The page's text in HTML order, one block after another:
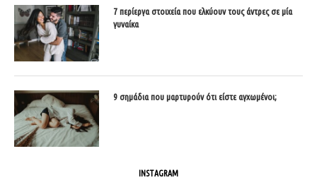
7 περίεργα στοιχεία που ελκύουν τους άντρες σε μία
γυναίκα
9 σημάδια που μαρτυρούν ότι είστε αγχωμένοι;
INSTAGRAM